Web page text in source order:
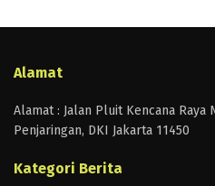
Alamat
Alamat : Jalan Pluit Kencana Raya
Penjaringan, DKI Jakarta 11450
Kategori Berita